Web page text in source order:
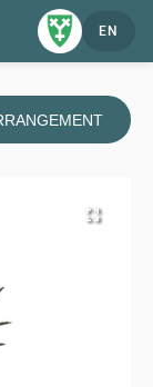
EN
fullscreen